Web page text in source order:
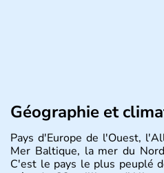
Géographie et
Pays d'Europe de l'Ouest,
Mer Baltique, la mer du
C'est le pays le plus peuplé